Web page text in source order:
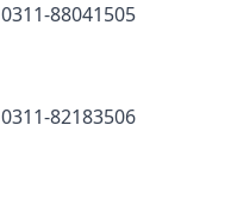
0311-88041505
0311-82183506